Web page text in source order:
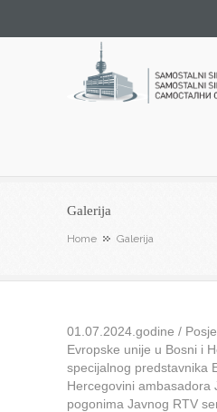
Galerija
Home Galerija
01.07.2024.godine /
Evropske unije u Bosni i
specijalnog predstavnika
Hercegovini ambasadora
pogonima Javnog RTV